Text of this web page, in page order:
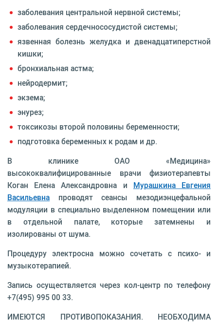
заболевания центральной нервной системы;
заболевания сердечнососудистой системы;
язвенная болезнь желудка и двенадцатиперстной
кишки;
бронхиальная астма;
нейродермит;
экзема;
энурез;
токсикозы второй половины беременности;
подготовка беременных к родам и др.
В клинике ОАО «Медицина»
высококвалифицированные врачи физиотерапевты
Коган Елена Александровна и Мурашкина Евгения
Васильевна проводят сеансы мезодиэнцефальной
модуляции в специально выделенном помещении или
в отдельной палате, которые затемнены и
изолированы от шума.
Процедуру электросна можно сочетать с психо- и
музыкотерапией.
Запись осуществляется через кол-центр по телефону
+7(495) 995 00 33.
ИМЕЮТСЯ ПРОТИВОПОКАЗАНИЯ. НЕОБХОДИМА